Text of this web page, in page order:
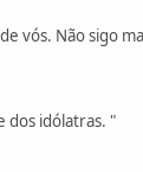
vós. Não sigo
dos idólatras. "